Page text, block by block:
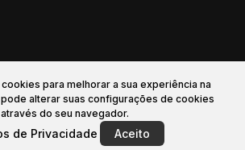
para melhorar a sua experiência na
alterar suas configurações de cookies
através do seu navegador.
de Privacidade Aceito
Alugar Financiamento